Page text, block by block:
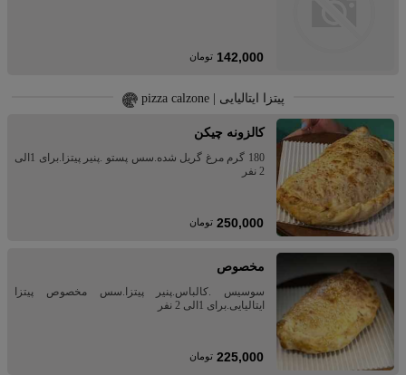
142,000 تومان
پیتزا ایتالیایی | pizza calzone
کالزونه چیکن
180 گرم مرغ گریل شده.سس پستو .پنیر پیتزا.برای 1الی
2 نفر
250,000 تومان
مخصوص
سوسیس .کالباس.پنیر پیتزا.سس مخصوص پیتزا
ایتالیایی.برای 1الی 2 نفر
225,000 تومان